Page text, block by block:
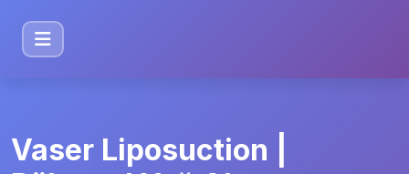
Vaser Liposuction |